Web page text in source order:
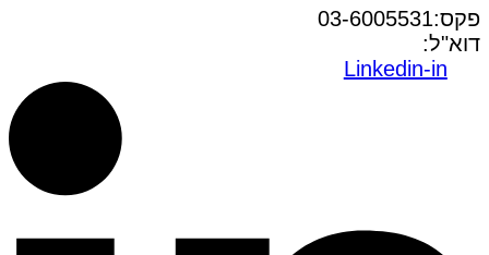
פקס:03-6005531
דוא"ל:
Linkedin-in